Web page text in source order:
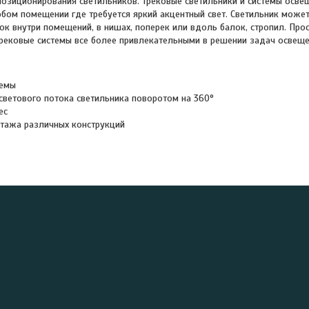
помещении где требуется яркий акцентный свет. Светильник
внутри помещений, в нишах, поперек или вдоль балок, стропил.
системы все более привлекательными в решении задач
потока светильника поворотом на 360°
различных конструкций